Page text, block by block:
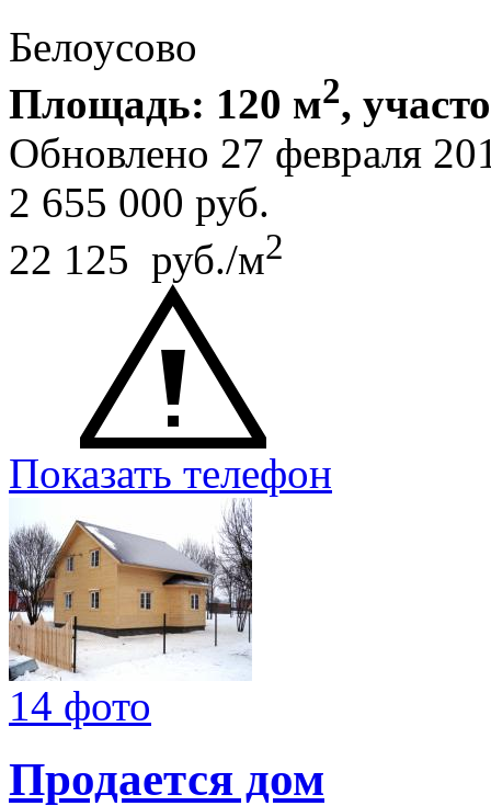
Белоусово
Площадь: 120 м2,
Обновлено 27 февраля
2 655 000 руб.
22 125 руб./м2
Показать телефон
14 фото
Продается дом